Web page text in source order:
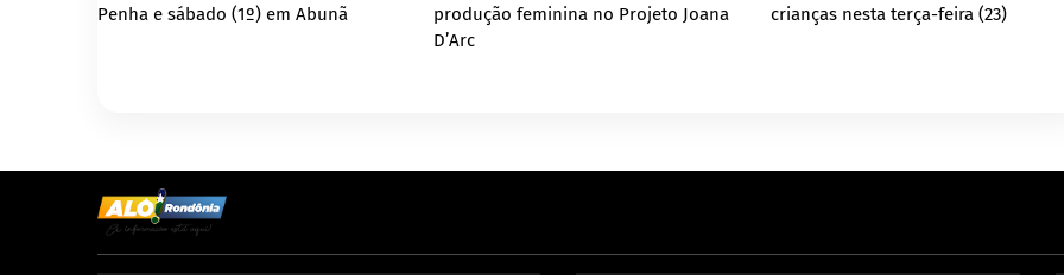
Penha e sábado (1º) em Abunã
produção feminina no Projeto Joana
D’Arc
crianças nesta terça-feira (23)